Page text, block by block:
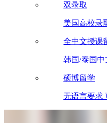
双录取
美国高校录
全中文授课
韩国/泰国
硕博留学
无语言要求